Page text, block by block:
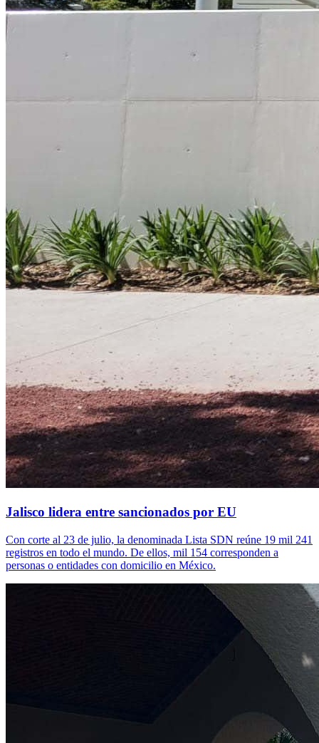
Jalisco lidera entre sancionados por EU
Con corte al 23 de julio, la denominada Lista SDN reúne 19 mil 241
registros en todo el mundo. De ellos, mil 154 corresponden a
personas o entidades con domicilio en México.